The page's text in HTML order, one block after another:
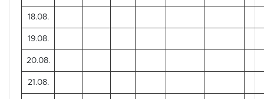
18.08.
19.08.
20.08.
21.08.